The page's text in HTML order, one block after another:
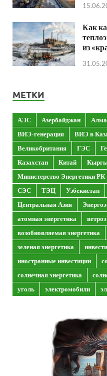
Как
из
МЕТКИ
АЭС Азербайджан
ВИЭ-генерация
ВИЭ в
Великобритания
ГЭС
Казахстан
Китай
Министерство Энергетики РК
СЭС
ТЭЦ Узбекистан
Центральная Азия
атомная энергетика
возобновляемая энергетика
зеленая энергетика
иностранные инвестиции
солнечная энергетика
уголь
электромобили